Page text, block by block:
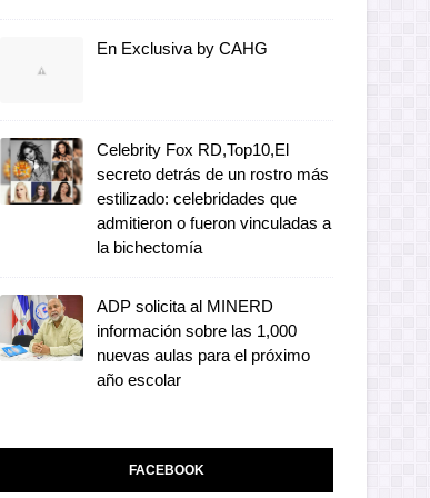
En Exclusiva by CAHG
Celebrity Fox RD,Top10,El
secreto detrás de un rostro más
estilizado: celebridades que
admitieron o fueron vinculadas a
la bichectomía
ADP solicita al MINERD
información sobre las 1,000
nuevas aulas para el próximo
año escolar
FACEBOOK